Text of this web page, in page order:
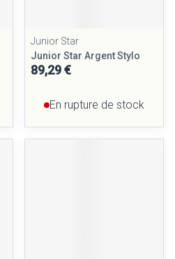
Junior Star
Junior Star Argent Stylo
89,29 €
En rupture de stock